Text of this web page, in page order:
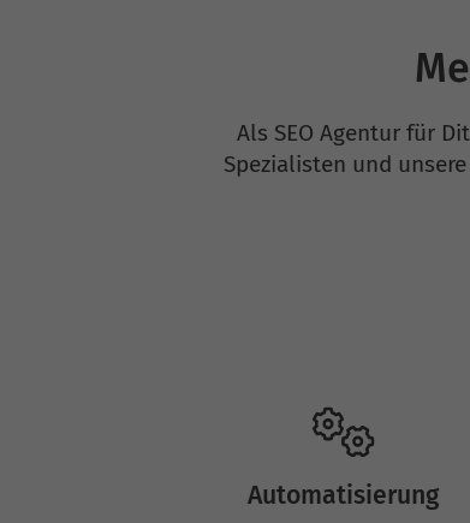
Als SEO Agentur für
Spezialisten und
Automatisierung